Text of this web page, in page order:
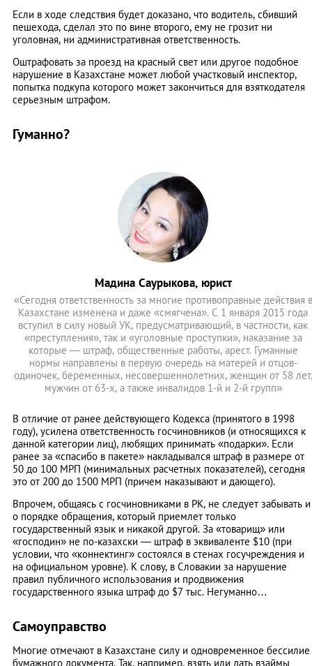
Если в ходе следствия будет доказано, что водитель, сбивший
пешехода, сделал это по вине второго, ему не грозит ни
уголовная, ни административная ответственность.
Оштрафовать за проезд на красный свет или другое подобное
нарушение в Казахстане может любой участковый инспектор,
попытка подкупа которого может закончиться для взяткодателя
серьезным штрафом.
Гуманно?
Мадина Саурыкова, юрист
«Сегодня ответственность за многие противоправные действия в
Казахстане изменена и даже «смягчена». С 1 января 2015 года
вступил в силу новый УК, предусматривающий, в частности, как
«преступления», так и «уголовные проступки», наказание за
которые — штраф, общественные работы, арест. Гуманные
нормы направлены в первую очередь на матерей и отцов-
одиночек, беременных, несовершеннолетних, женщин от 58 лет,
мужчин от 63-х, а также инвалидов 1-й и 2-й групп»
В отличие от ранее действующего Кодекса (принятого в 1998
году), усилена ответственность госчиновников (и относящихся к
данной категории лиц), любящих принимать «подарки». Если
ранее за «спасибо в пакете» накладывался штраф в размере от
50 до 100 МРП (минимальных расчетных показателей), сегодня
это от 200 до 1500 МРП (причем наказывают и дающего).
Впрочем, общаясь с госчиновниками в РК, не следует забывать и
о порядке обращения, который приемлет только
государственный язык и никакой другой. За «товарищ» или
«господин» не по-казахски — штраф в эквиваленте $10 (при
условии, что «коннектинг» состоялся в стенах госучреждения и
на официальном уровне). К слову, в Словакии за нарушение
правил публичного использования и продвижения
государственного языка штраф до $7 тыс. Негуманно…
Самоуправство
Многие отмечают в Казахстане силу и одновременное бессилие
бумажного документа. Так, например, взять или дать взаймы